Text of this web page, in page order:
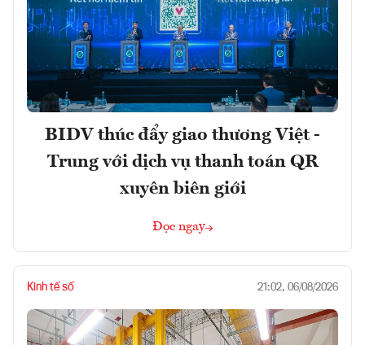
BIDV thúc đẩy giao thương Việt -
Trung với dịch vụ thanh toán QR
xuyên biên giới
Đọc ngay
Kinh tế số 21:02, 06/08/2026